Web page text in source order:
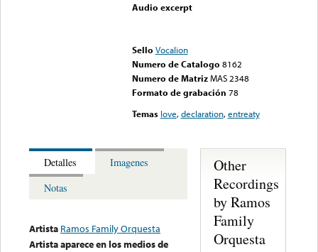
Audio excerpt
Sello Vocalion
Numero de Catalogo 8162
Numero de Matriz MAS 2348
Formato de grabación 78
Temas love,declaration,entreaty
Detalles
Imagenes
Notas
Artista Ramos Family Orquesta
Artista aparece en los medios de
Other
Recordings
by Ramos
Family
Orquesta